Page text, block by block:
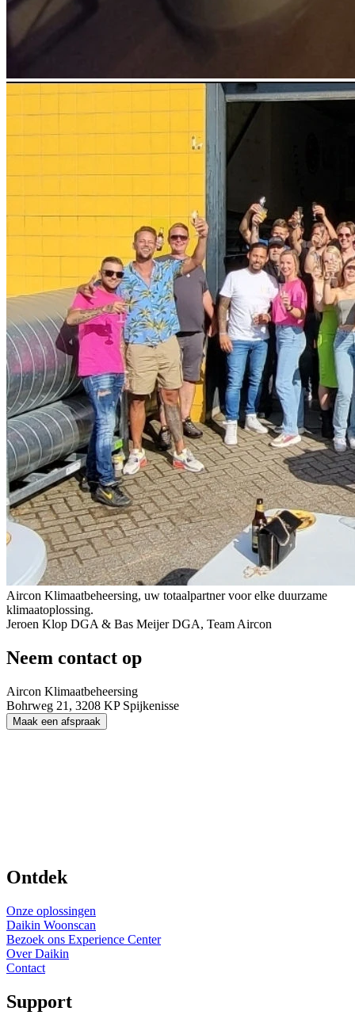
Aircon Klimaatbeheersing, uw totaalpartner voor elke duurzame
klimaatoplossing.
Jeroen Klop DGA & Bas Meijer DGA, Team Aircon
Neem contact op
Aircon Klimaatbeheersing
Bohrweg 21, 3208 KP Spijkenisse
Maak een afspraak
Ontdek
Onze oplossingen
Daikin Woonscan
Bezoek ons Experience Center
Over Daikin
Contact
Support